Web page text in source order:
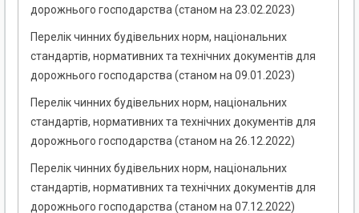
дорожнього господарства (станом на 23.02.2023)
Перелік чинних будівельних норм, національних
стандартів, нормативних та технічних документів для
дорожнього господарства (станом на 09.01.2023)
Перелік чинних будівельних норм, національних
стандартів, нормативних та технічних документів для
дорожнього господарства (станом на 26.12.2022)
Перелік чинних будівельних норм, національних
стандартів, нормативних та технічних документів для
дорожнього господарства (станом на 07.12.2022)